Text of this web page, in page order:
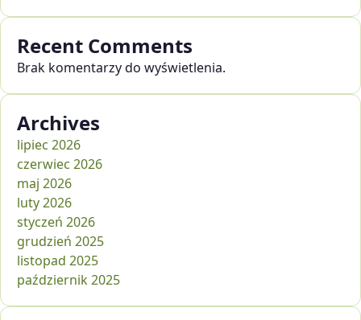
Recent Comments
Brak komentarzy do wyświetlenia.
Archives
lipiec 2026
czerwiec 2026
maj 2026
luty 2026
styczeń 2026
grudzień 2025
listopad 2025
październik 2025